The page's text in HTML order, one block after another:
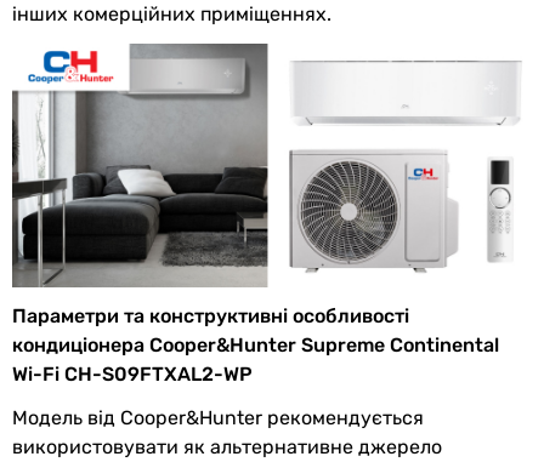
енергоефективності
SEER
SCOP 6
Витрата
повітря
внутрішнього
блоку
180 м³/год, 390 м³/год, 420 м³/
год, 450 м³/год, 490 м³/год, 540
м³/год, 590 м³/год, 680 м³/год
Споживана
потужність
0.6 кВт, 0.68 кВт
інших комерційних приміщеннях.
Параметри та конструктивні особливості
кондиціонера Cooper&Hunter Supreme Continental
Wi-Fi CH-S09FTXAL2-WP
Модель від Cooper&Hunter рекомендується
використовувати як альтернативне джерело